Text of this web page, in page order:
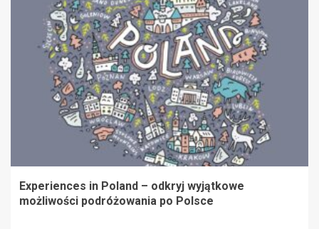
Experiences in Poland – odkryj wyjątkowe
możliwości podróżowania po Polsce